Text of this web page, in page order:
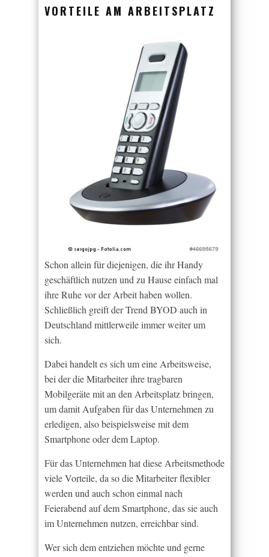
VORTEILE AM ARBEITSPLATZ
Schon allein für diejenigen, die ihr Handy
geschäftlich nutzen und zu Hause einfach mal
ihre Ruhe vor der Arbeit haben wollen.
Schließlich greift der Trend BYOD auch in
Deutschland mittlerweile immer weiter um
sich.
Dabei handelt es sich um eine Arbeitsweise,
bei der die Mitarbeiter ihre tragbaren
Mobilgeräte mit an den Arbeitsplatz bringen,
um damit Aufgaben für das Unternehmen zu
erledigen, also beispielsweise mit dem
Smartphone oder dem Laptop.
Für das Unternehmen hat diese Arbeitsmethode
viele Vorteile, da so die Mitarbeiter flexibler
werden und auch schon einmal nach
Feierabend auf dem Smartphone, das sie auch
im Unternehmen nutzen, erreichbar sind.
Wer sich dem entziehen möchte und gerne